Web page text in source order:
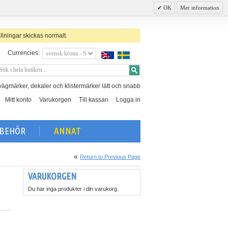
OK Mer information
skickas normalt.
Currencies:
dekaler och klistermärker lätt och snabb
Mitt konto
Varukorgen Till kassan Logga in
ANNAT
Return to Previous Page
VARUKORGEN
Du har inga produkter i din varukorg.